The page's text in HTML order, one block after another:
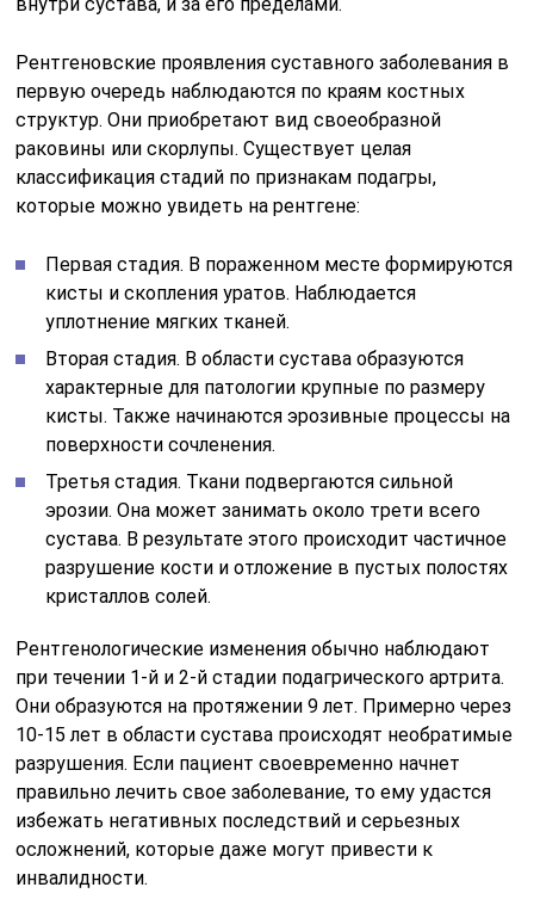
Рентгеновские проявления суставного заболевания в
первую очередь наблюдаются по краям костных
структур. Они приобретают вид своеобразной
раковины или скорлупы. Существует целая
классификация стадий по признакам подагры,
которые можно увидеть на рентгене:
Первая стадия. В пораженном месте формируются
кисты и скопления уратов. Наблюдается
уплотнение мягких тканей.
Вторая стадия. В области сустава образуются
характерные для патологии крупные по размеру
кисты. Также начинаются эрозивные процессы на
поверхности сочленения.
Третья стадия. Ткани подвергаются сильной
эрозии. Она может занимать около трети всего
сустава. В результате этого происходит частичное
разрушение кости и отложение в пустых полостях
кристаллов солей.
Рентгенологические изменения обычно наблюдают
при течении 1-й и 2-й стадии подагрического артрита.
Они образуются на протяжении 9 лет. Примерно через
10-15 лет в области сустава происходят необратимые
разрушения. Если пациент своевременно начнет
правильно лечить свое заболевание, то ему удастся
избежать негативных последствий и серьезных
осложнений, которые даже могут привести к
инвалидности.